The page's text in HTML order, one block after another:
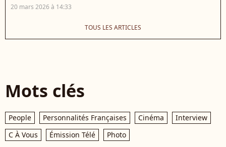
20 mars 2026 à 14:33
TOUS LES ARTICLES
Mots clés
People Personnalités Françaises Cinéma
Interview
C À Vous
Émission Télé Photo